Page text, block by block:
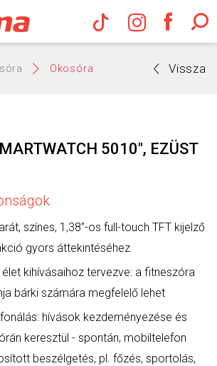
Hama
Okosóra Vissza
5010", EZÜST
színes, 1,38"-os full-touch TFT kijelző
gyors áttekintéséhez
élet kihívásaihoz tervezve: a fitneszóra
bárki számára megfelelő lehet
hívások kezdeményezése és
keresztül - spontán, mobiltelefon
beszélgetés, pl. főzés, sportolás,